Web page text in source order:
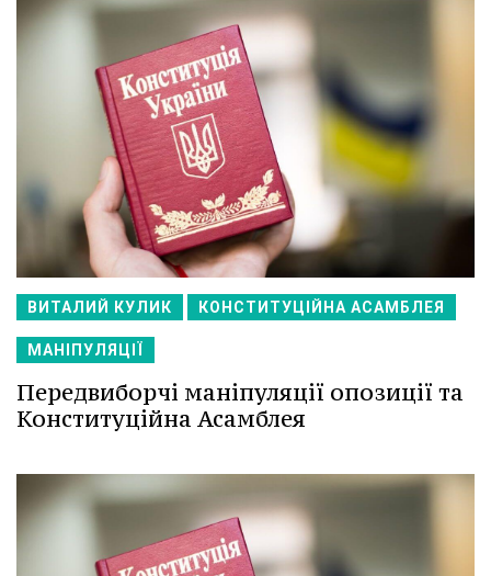
ВИТАЛИЙ КУЛИК КОНСТИТУЦІЙНА АСАМБЛЕЯ
МАНІПУЛЯЦІЇ
Передвиборчі маніпуляції опозиції та
Конституційна Асамблея